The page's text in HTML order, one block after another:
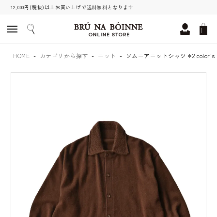
12,000円(税抜)以上お買い上げで送料無料となります
HOME カテゴリから探す ニット ソムニアニットシャツ＊2 color's